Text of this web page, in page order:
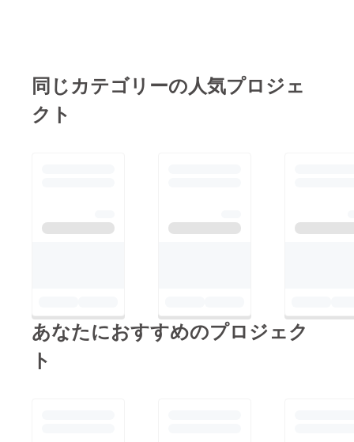
同じカテゴリーの人気プロジェ
クト
あなたにおすすめのプロジェク
ト